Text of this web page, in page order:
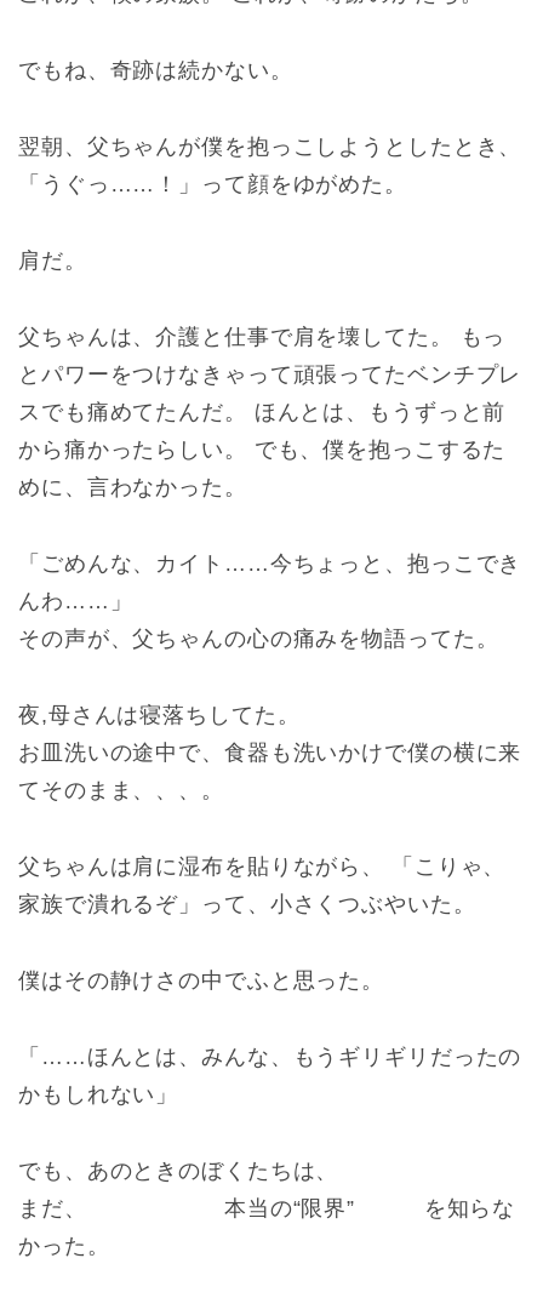
でもね、奇跡は続かない。
翌朝、父ちゃんが僕を抱っこしようとしたとき、
「うぐっ……！」って顔をゆがめた。
肩だ。
父ちゃんは、介護と仕事で肩を壊してた。 もっ
とパワーをつけなきゃって頑張ってたベンチプレ
スでも痛めてたんだ。 ほんとは、もうずっと前
から痛かったらしい。 でも、僕を抱っこするた
めに、言わなかった。
「ごめんな、カイト……今ちょっと、抱っこでき
んわ……」
その声が、父ちゃんの心の痛みを物語ってた。
夜,母さんは寝落ちしてた。
お皿洗いの途中で、食器も洗いかけで僕の横に来
てそのまま、、、。
父ちゃんは肩に湿布を貼りながら、 「こりゃ、
家族で潰れるぞ」って、小さくつぶやいた。
僕はその静けさの中でふと思った。
「……ほんとは、みんな、もうギリギリだったの
かもしれない」
でも、あのときのぼくたちは、
まだ、 本当の“限界” を知らな
かった。